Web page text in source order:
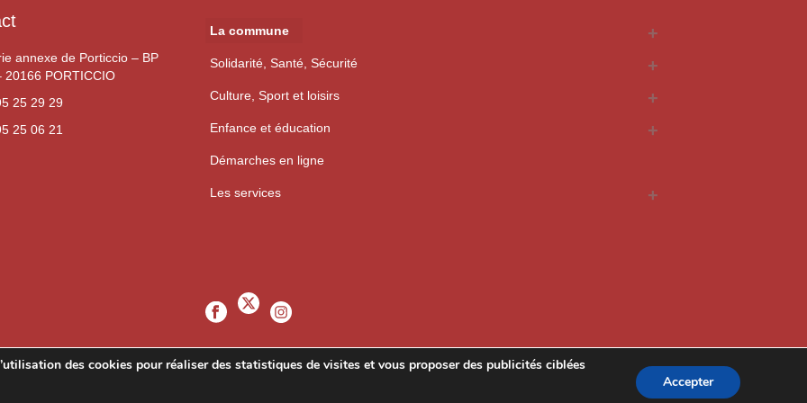
annexe de Porticcio – BP
20166 PORTICCIO
25 29 29
25 06 21
La commune
Solidarité, Santé, Sécurité
Culture, Sport et loisirs
Enfance et éducation
Démarches en ligne
Les services
des cookies pour réaliser des statistiques de visites et vous proposerdes publicités ciblées
Accepter